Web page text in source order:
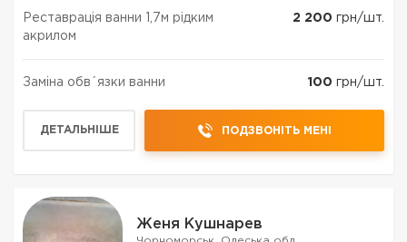
Реставрація ванни 1,7м рідким
акрилом
2 200 грн/шт.
Заміна обв´язки ванни 100 грн/шт.
ДЕТАЛЬНІШЕ ПОДЗВОНІТЬ МЕНІ
Женя Кушнарев